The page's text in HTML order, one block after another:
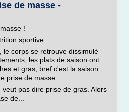
de masse -
!
sportive
le corps se retrouve dissimulé
les plats de saison ont
et gras, bref c'est la saison
prise de masse .
veut pas dire prise de gras. Alors
de...